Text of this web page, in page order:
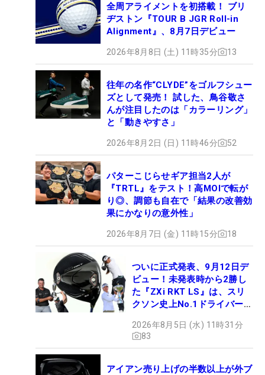
全周アライメントを初搭載！ ブリ
ヂストン『TOUR B JGR Roll-in
Alignment』、8月7日デビュー
2026年8月8日 (土) 11時35分 13
往年の名作“CLYDE”をゴルフシュー
ズとして発売！ 試した、鳥谷敬さ
んが注目したのは「カラーリング」
と「動きやすさ」
2026年8月2日 (日) 11時46分 52
パターこじらせギア担当2人が
『TRTL』をテスト！高MOIで転が
り◎、調節も自在で「結果の改善効
果にかなりの意外性」
2026年8月7日 (金) 11時15分 18
ついに正式発表、9月12日デ
ビュー！未発表時から2勝し
た『ZXi RKT LS』は、スリ
クソン史上No.1ドライバー!?
2026年8月5日 (水) 11時31分
83
アイアン売り上げの半数以上が外ブ